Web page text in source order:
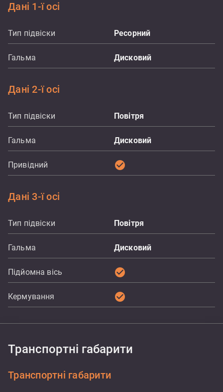
Дані 1-ї осі
Тип підвіски Ресорний
Гальма Дисковий
Дані 2-ї осі
Тип підвіски Повітря
Гальма Дисковий
Привідний check_circle
Дані 3-ї осі
Тип підвіски Повітря
Гальма Дисковий
Підйомна вісь check_circle
Кермування check_circle
Транспортні габарити
Транспортні габарити